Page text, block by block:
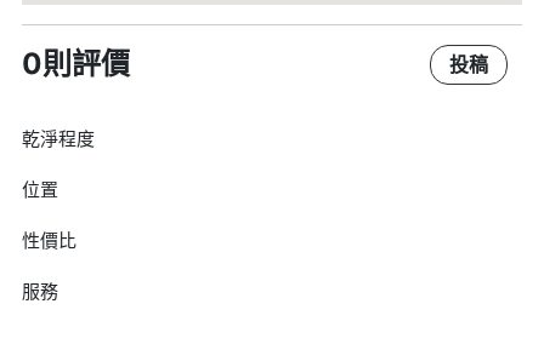
0則評價 投稿
乾淨程度
位置
性價比
服務